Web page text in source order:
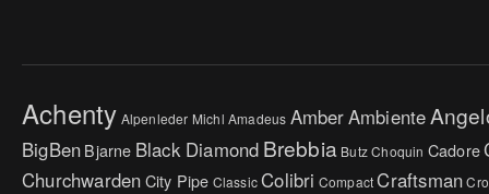
Achenty Alpenleder Michl Amadeus AmberAmbiente
BigBenBjarne Black Diamond Brebbia Butz Choquin Cadore
ChurchwardenCity Pipe ClassicColibri Compact Craftsman